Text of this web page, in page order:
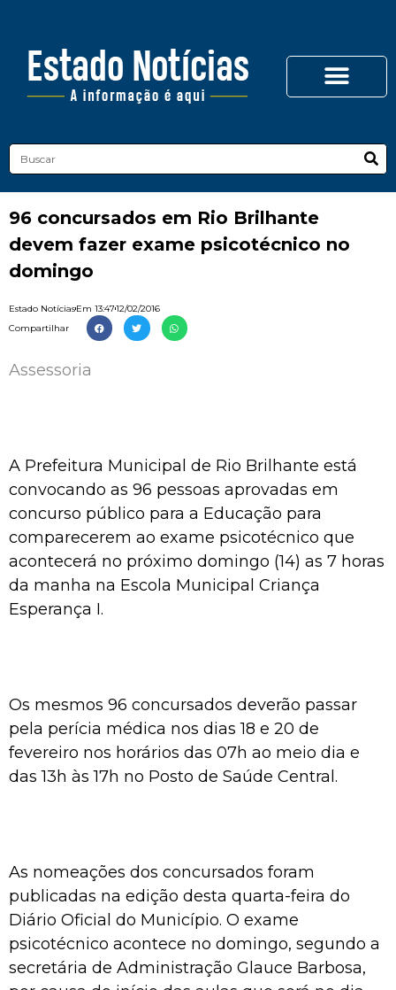
96 concursados em Rio Brilhante
devem fazer exame psicotécnico no
domingo
Estado NotíciasEm 13:4712/02/2016
Compartilhar
Assessoria
A Prefeitura Municipal de Rio Brilhante está
convocando as 96 pessoas aprovadas em
concurso público para a Educação para
comparecerem ao exame psicotécnico que
acontecerá no próximo domingo (14) as 7 horas
da manha na Escola Municipal Criança
Esperança I.
Os mesmos 96 concursados deverão passar
pela perícia médica nos dias 18 e 20 de
fevereiro nos horários das 07h ao meio dia e
das 13h às 17h no Posto de Saúde Central.
As nomeações dos concursados foram
publicadas na edição desta quarta-feira do
Diário Oficial do Município. O exame
psicotécnico acontece no domingo, segundo a
secretária de Administração Glauce Barbosa,